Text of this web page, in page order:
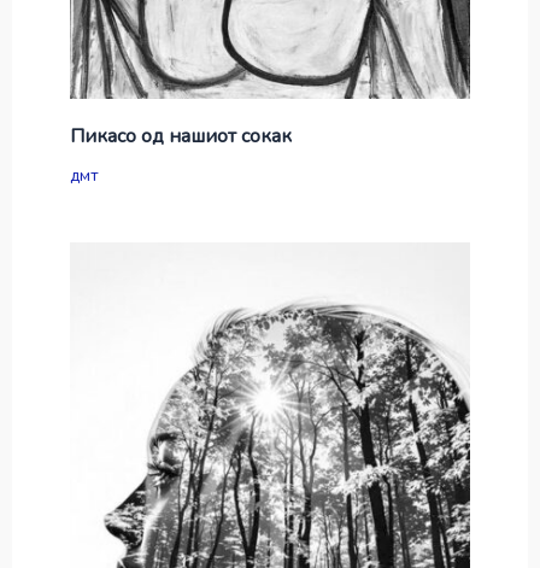
Пикасо од нашиот сокак
дмт